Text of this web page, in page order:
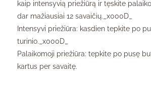
kaip intensyvią priežiūrą ir tęskite
dar mažiausiai 12 savaičių._x000D_
Intensyvi priežiūra: kasdien tepkite po
turinio._x000D_
Palaikomoji priežiūra: tepkite po pusę
kartus per savaitę.